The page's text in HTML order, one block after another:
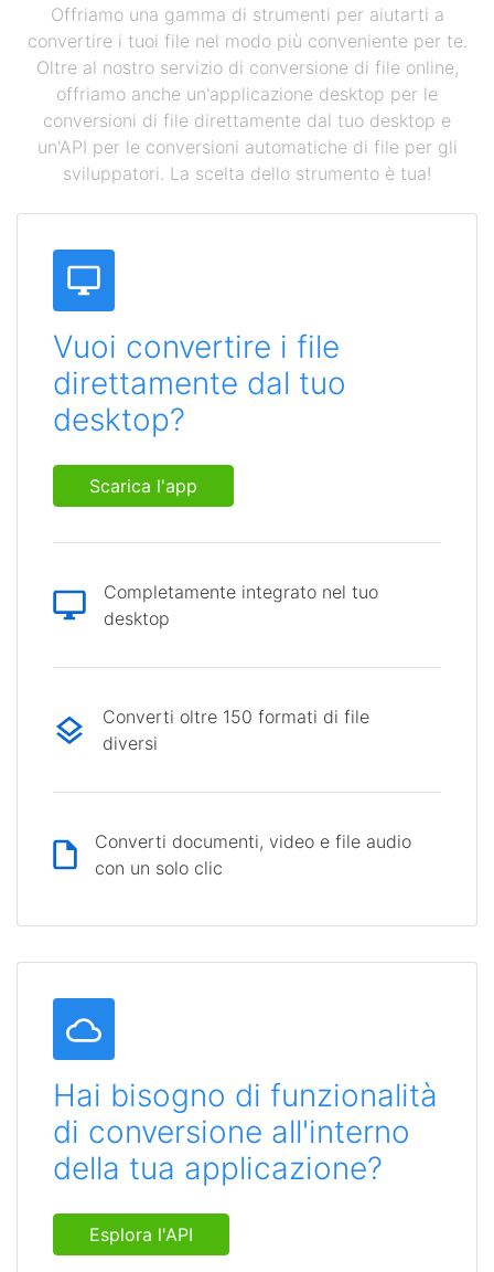
Offriamo una gamma di strumenti per aiutarti a
convertire i tuoi file nel modo più conveniente per te.
Oltre al nostro servizio di conversione di file online,
offriamo anche un'applicazione desktop per le
conversioni di file direttamente dal tuo desktop e
un'API per le conversioni automatiche di file per gli
sviluppatori. La scelta dello strumento è tua!
Vuoi convertire i file
direttamente dal tuo
desktop?
Scarica l'app
Completamente integrato nel tuo
desktop
Converti oltre 150 formati di file
diversi
Converti documenti, video e file audio
con un solo clic
Hai bisogno di funzionalità
di conversione all'interno
della tua applicazione?
Esplora l'API